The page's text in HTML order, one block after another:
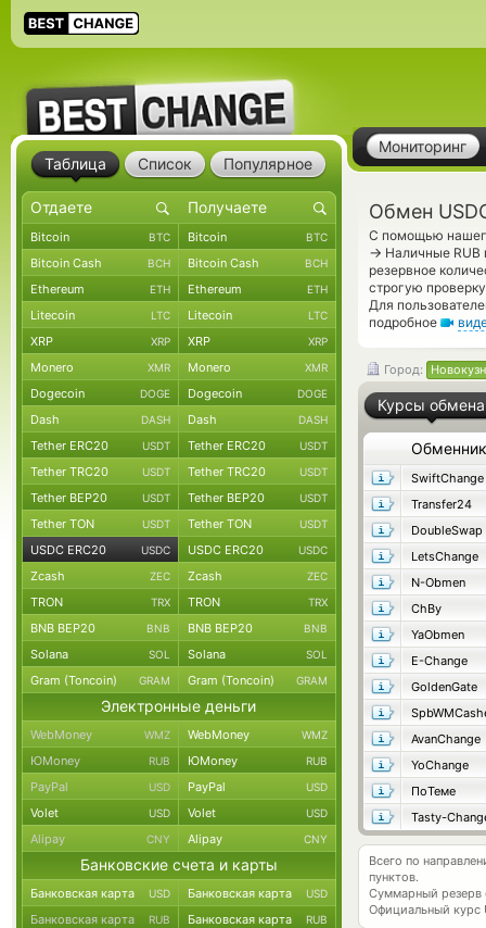
Мониторинг
Обмен
С помощью
→ Наличные RUB
резервное
строгую
Для
подробное
Город:
Курсы обмена
Обменник
SwiftChange
Transfer24
DoubleSwap
LetsChange
N-Obmen
ChBy
YaObmen
E-Change
GoldenGate
AvanChange
YoChange
ПоТеме
Tasty-
Всего по
пунктов.
Суммарный резерв
Официальный курс
Таблица Список Популярное
Bitcoin BTC Bitcoin BTC
Bitcoin Cash BCH Bitcoin Cash BCH
Ethereum ETH Ethereum ETH
Litecoin LTC Litecoin LTC
XRP XRP XRP XRP
Monero XMR Monero XMR
Dogecoin DOGE Dogecoin DOGE
Dash DASH Dash DASH
Tether ERC20 USDT Tether ERC20 USDT
Tether TRC20 USDT Tether TRC20 USDT
Tether BEP20 USDT Tether BEP20 USDT
Tether TON USDT Tether TON USDT
USDC ERC20 USDC USDC ERC20 USDC
Zcash ZEC Zcash ZEC
TRON TRX TRON TRX
BNB BEP20 BNB BNB BEP20 BNB
Solana SOL Solana SOL
Gram (Toncoin) GRAM Gram (Toncoin) GRAM
Электронные деньги
WebMoney WMZ WebMoney WMZ
ЮMoney RUB ЮMoney RUB
PayPal USD PayPal USD
Volet USD Volet USD
Alipay CNY Alipay CNY
Банковские счета и карты
Банковская карта USD Банковская карта USD
Банковская карта RUB Банковская карта RUB